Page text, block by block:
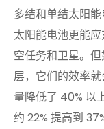
多结和单结太阳
太阳能电池更能
空任务和卫星。
层，它们的效率
量降低了 40% 以
约 22% 提高到